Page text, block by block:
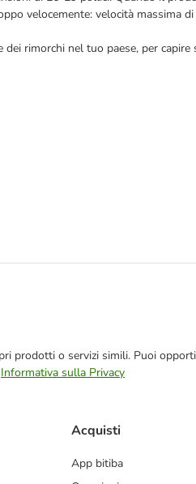
velocemente: velocità massima
rimorchi nel tuo paese, per capire
o servizi simili. Puoi
Informativa sulla Privacy
Acquisti
App bitiba